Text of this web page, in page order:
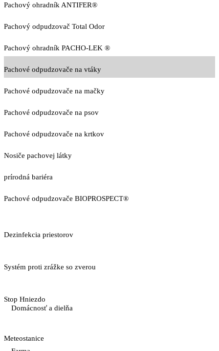
Pachový ohradník ANTIFER®
Pachový odpudzovač Total Odor
Pachový ohradník PACHO-LEK ®
Pachové odpudzovače na vtáky
Pachové odpudzovače na mačky
Pachové odpudzovače na psov
Pachové odpudzovače na krtkov
Nosiče pachovej látky
prírodná bariéra
Pachové odpudzovače BIOPROSPECT®
Dezinfekcia priestorov
Systém proti zrážke so zverou
Stop Hniezdo
Domácnosť a dielňa
Meteostanice